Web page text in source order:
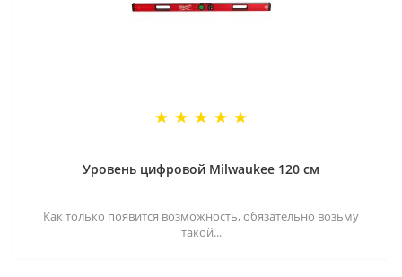
Уровень цифровой Milwaukee 120 см
Как только появится возможность, обязательно возьму
такой...